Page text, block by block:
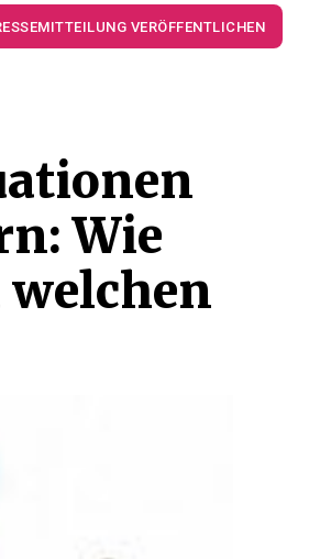
VERÖFFENTLICHEN
Wie